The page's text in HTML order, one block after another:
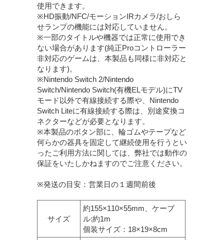
使用できます。
※HD振動/NFC/モーションIRカメラ/おしら
せランプの機能には対応していません。
※一部のタイトルや機器では正常に使用でき
ない場合があります(純正Proコントローラー
非対応のゲームは、本製品も同様に非対応と
なります)。
※Nintendo Switch 2/Nintendo
Switch/Nintendo Switch(有機ELモデル)にTV
モード以外で有線接続する際や、Nintendo
Switch Liteに有線接続する際は、別途変換コ
ネクターなどが必要となります。
※本製品のボタン部に、輪ゴムやテープなど
何らかの器具を固定して継続使用を行うとい
ったご利用方法に関しては、弊社では動作の
保証をいたしかねますのでご注意ください。
※発送の目安：営業日の１週間前後
サイズ
約155×110×55mm、ケーブ
ル:約1m
個装サイズ：18×19×8cm